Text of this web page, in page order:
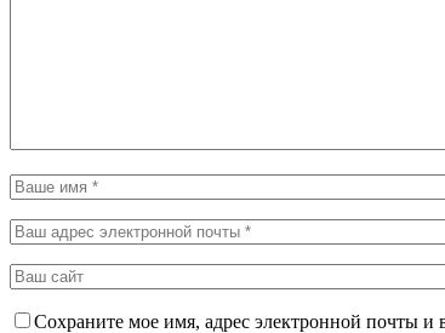
Сохраните мое имя, адрес электронной почты и